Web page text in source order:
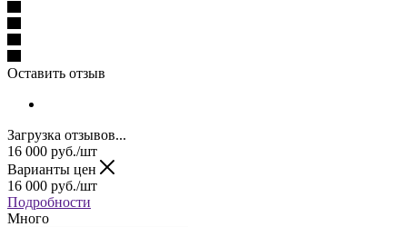
Оставить отзыв
Загрузка отзывов...
16 000 руб./шт
Варианты цен
16 000 руб./шт
Подробности
Много